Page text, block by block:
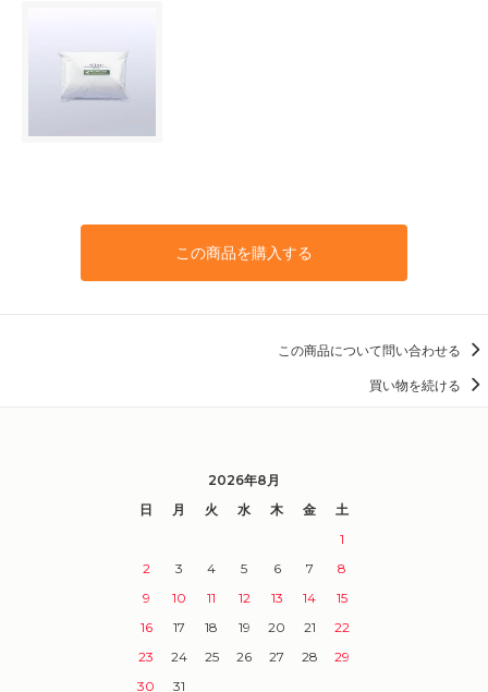
この商品を購入する
この商品について問い合わせる
買い物を続ける
2026年8月
日
月 火 水 木 金
土
1
2
3 4 5 6 7
8
9
10 11 12 13 14
15
16
17 18 19 20 21
22
23
24 25 26 27 28
29
30
31